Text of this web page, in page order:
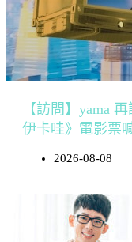
【訪問】yama
伊卡哇》電影票
2026-08-08